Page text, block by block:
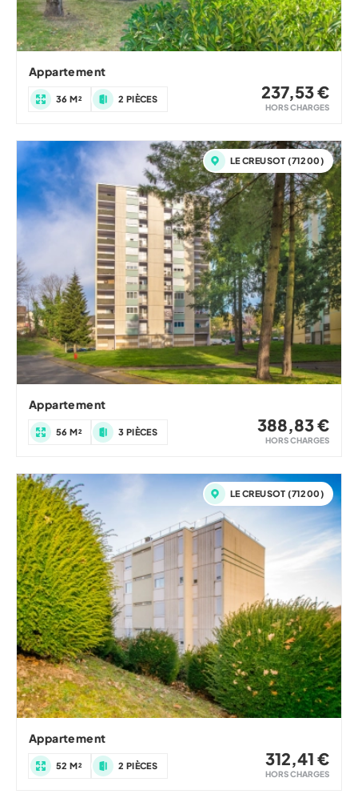
Appartement
36 M² 2 PIÈCES 237,53 €
HORS CHARGES
LE CREUSOT (71200)
Appartement
56 M² 3 PIÈCES 388,83 €
HORS CHARGES
LE CREUSOT (71200)
Appartement
52 M² 2 PIÈCES 312,41 €
HORS CHARGES